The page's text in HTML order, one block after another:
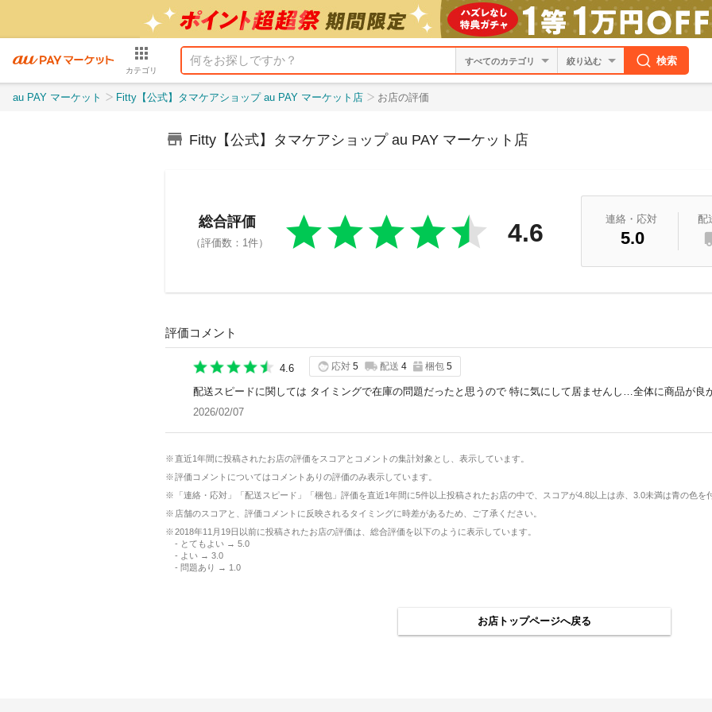
カテゴリ
絞り込む 検索
au PAY マーケット Fitty【公式】タマケアショップ au PAY マーケット店 お店の評価
Fitty【公式】タマケアショップ au PAY マーケット店
総合評価
（評価数：1件） 4.6 連絡・応対
5.0
配
評価コメント
4.6 応対 5 配送 4 梱包 5
配送スピードに関しては タイミングで在庫の問題だったと思うので 特に気にして居ませんし…全体に商品が良
2026/02/07
直近1年間に投稿されたお店の評価をスコアとコメントの集計対象とし、表示しています。
評価コメントについてはコメントありの評価のみ表示しています。
「連絡・応対」「配送スピード」「梱包」評価を直近1年間に5件以上投稿されたお店の中で、スコアが4.8以上は赤、3.0未満は青の色を
店舗のスコアと、評価コメントに反映されるタイミングに時差があるため、ご了承ください。
2018年11月19日以前に投稿されたお店の評価は、総合評価を以下のように表示しています。
- とてもよい → 5.0
- よい → 3.0
- 問題あり → 1.0
お店トップページへ戻る